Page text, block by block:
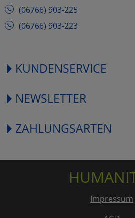
(06766) 903-225
(06766) 903-223
KUNDENSERVICE
NEWSLETTER
ZAHLUNGSARTEN
Impressum